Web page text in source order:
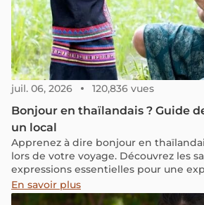
juil. 06, 2026 120,836 vues
Bonjour en thaïlandais ? Guide
un local
Apprenez à dire bonjour en
lors de votre voyage. Découvrez les
expressions essentielles pour une
authentique.
En savoir plus